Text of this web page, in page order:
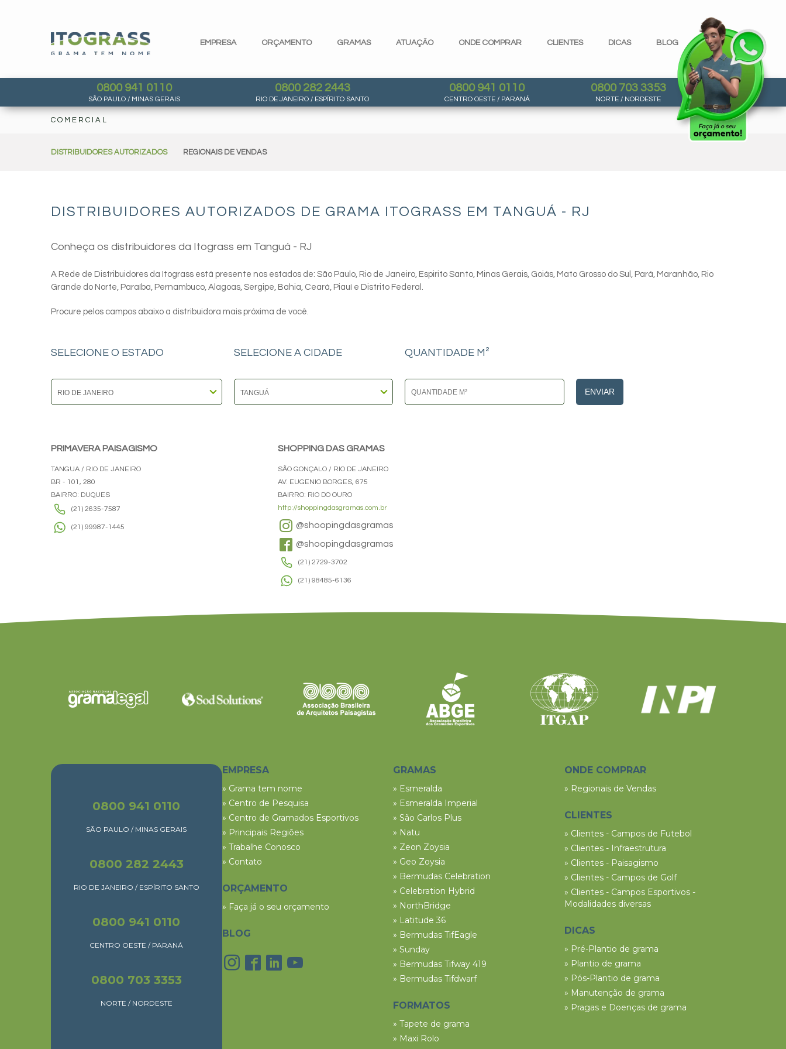
EMPRESA ORÇAMENTO GRAMAS ATUAÇÃO ONDE COMPRAR CLIENTES DICAS BLOG
0800 941 0110
SÃO PAULO / MINAS GERAIS
0800 282 2443
RIO DE JANEIRO / ESPÍRITO SANTO
0800 941 0110
CENTRO OESTE / PARANÁ
0800 703 3353
NORTE / NORDESTE
COMERCIAL
DISTRIBUIDORES AUTORIZADOS REGIONAIS DE VENDAS
DISTRIBUIDORES AUTORIZADOS DE GRAMA ITOGRASS EM TANGUÁ - RJ
Conheça os distribuidores da Itograss em Tanguá - RJ
A Rede de Distribuidores da Itograss está presente nos estados de: São Paulo, Rio de Janeiro, Espirito Santo, Minas Gerais, Goiás, Mato Grosso do Sul, Pará, Maranhão, Rio
Grande do Norte, Paraíba, Pernambuco, Alagoas, Sergipe, Bahia, Ceará, Piauí e Distrito Federal.
Procure pelos campos abaixo a distribuidora mais próxima de você.
SELECIONE O ESTADO SELECIONE A CIDADE QUANTIDADE M²
ENVIAR
PRIMAVERA PAISAGISMO
TANGUA / RIO DE JANEIRO
BR - 101, 280
BAIRRO: DUQUES
(21) 2635-7587
(21) 99987-1445
SHOPPING DAS GRAMAS
SÃO GONÇALO / RIO DE JANEIRO
AV. EUGENIO BORGES, 675
BAIRRO: RIO DO OURO
http://shoppingdasgramas.com.br
@shoopingdasgramas
@shoopingdasgramas
(21) 2729-3702
(21) 98485-6136
0800 941 0110
SÃO PAULO / MINAS GERAIS
0800 282 2443
RIO DE JANEIRO / ESPÍRITO SANTO
0800 941 0110
CENTRO OESTE / PARANÁ
0800 703 3353
NORTE / NORDESTE
EMPRESA
» Grama tem nome
» Centro de Pesquisa
» Centro de Gramados Esportivos
» Principais Regiões
» Trabalhe Conosco
» Contato
ORÇAMENTO
» Faça já o seu orçamento
BLOG
GRAMAS
» Esmeralda
» Esmeralda Imperial
» São Carlos Plus
» Natu
» Zeon Zoysia
» Geo Zoysia
» Bermudas Celebration
» Celebration Hybrid
» NorthBridge
» Latitude 36
» Bermudas TifEagle
» Sunday
» Bermudas Tifway 419
» Bermudas Tifdwarf
FORMATOS
» Tapete de grama
» Maxi Rolo
ONDE COMPRAR
» Regionais de Vendas
CLIENTES
» Clientes - Campos de Futebol
» Clientes - Infraestrutura
» Clientes - Paisagismo
» Clientes - Campos de Golf
» Clientes - Campos Esportivos -
Modalidades diversas
DICAS
» Pré-Plantio de grama
» Plantio de grama
» Pós-Plantio de grama
» Manutenção de grama
» Pragas e Doenças de grama